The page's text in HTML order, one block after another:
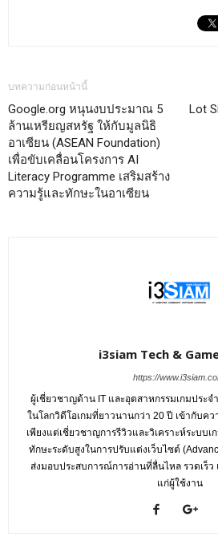
บทความก่อนหน้านี้
Google.org หนุนงบประมาณ 5
ล้านเหรียญสหรัฐ ให้กับมูลนิธิ
อาเซียน (ASEAN Foundation)
เพื่อขับเคลื่อนโครงการ AI
Literacy Programme เสริมสร้าง
ความรู้และทักษะในอาเซียน
Lot
i3siam Tech &
https://
ผู้เชี่ยวชาญด้าน IT และอุตสาหกรรมเกมประ
ในโลกวิดีโอเกมที่ยาวนานกว่า 20 ปี เข้ากับคว
เพียงแต่เชี่ยวชาญการรีวิวและวิเคราะห์ระบบเ
ทักษะระดับสูงในการปรับแต่งเว็บไซต์
ส่งมอบประสบการณ์การอ่านที่ลื่นไหล รวดเร็
แก่ผู้ใช้งาน